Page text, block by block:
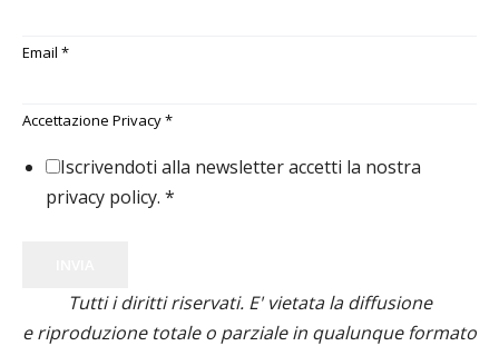
Email *
Accettazione Privacy*
Iscrivendoti alla newsletter accetti la nostra
privacy policy. *
Tutti i diritti riservati. E' vietata la diffusione
e riproduzione totale o parziale in qualunque formato